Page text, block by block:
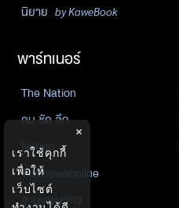
นิยาย by KaweBook
พาร์ทเนอร์
The Nation
คม ชัด ลึก
Nation
Thainewsonline
ฐานเศรษฐกิจ
×
เราใช้คุกกี้
เพื่อให้
เว็บไซต์